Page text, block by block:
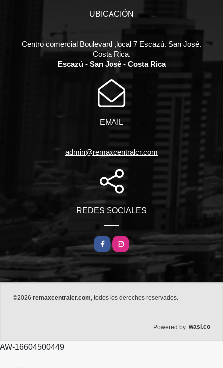
UBICACIÓN
Centro comercial Boulevard ,local 7 Escazú. San José.
Costa Rica.
Escazú - San José - Costa Rica
EMAIL
admin@remaxcentralcr.com
REDES SOCIALES
FacebookInstagram
©2026 remaxcentralcr.com, todos los derechos reservados.
Powered by: wasi.co
AW-16604500449